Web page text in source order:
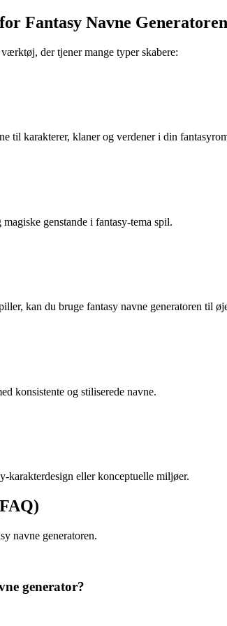
Fantasy Navne Generatoren
der tjener mange typer skabere:
til karakterer, klaner og verdener i din
genstande i fantasy-tema spil.
kan du bruge fantasy navne generatoren til
konsistente og stiliserede navne.
karakterdesign eller konceptuelle miljøer.
navne generatoren.
generator?